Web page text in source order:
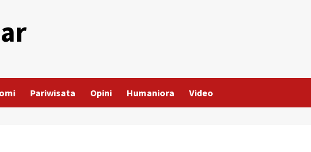
Pariwisata Opini Humaniora Video